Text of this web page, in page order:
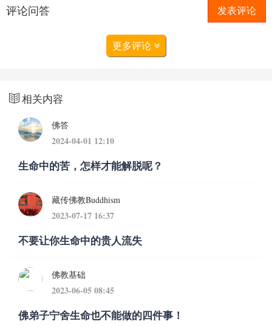
评论问答 发表评论
更多评论
相关内容
佛答
2024-04-01 12:10
生命中的苦，怎样才能解脱呢？
藏传佛教Buddhism
2023-07-17 16:37
不要让你生命中的贵人流失
佛教基础
2023-06-05 08:45
佛弟子宁舍生命也不能做的四件事！